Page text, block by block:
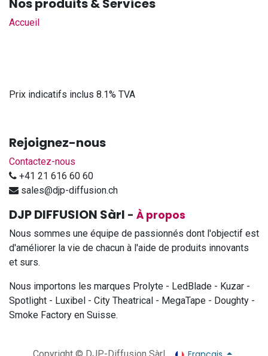
Nos produits & Services
Accueil
Prix indicatifs inclus 8.1% TVA
Rejoignez-nous
Contactez-nous
+41 21 616 60 60
sales@djp-diffusion.ch
DJP DIFFUSION Sàrl - À propos
Nous sommes une équipe de passionnés dont l'objectif est
d'améliorer la vie de chacun à l'aide de produits innovants
et surs.
Nous importons les marques Prolyte - LedBlade - Kuzar -
Spotlight - Luxibel - City Theatrical - MegaTape - Doughty -
Smoke Factory en Suisse.